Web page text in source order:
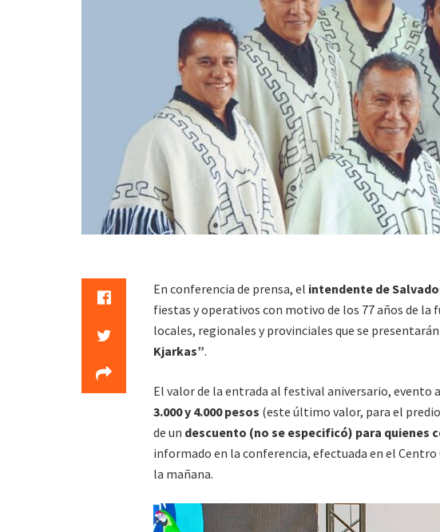
En conferencia de prensa, el intendente de
fiestas y operativos con motivo de los 77 años de
locales, regionales y provinciales que se
Kjarkas”.
El valor de la entrada al festival aniversario, evento
3.000 y 4.000 pesos (este último valor, para el
de un descuento (no se especificó) para quienes
informado en la conferencia, efectuada en el
la mañana.